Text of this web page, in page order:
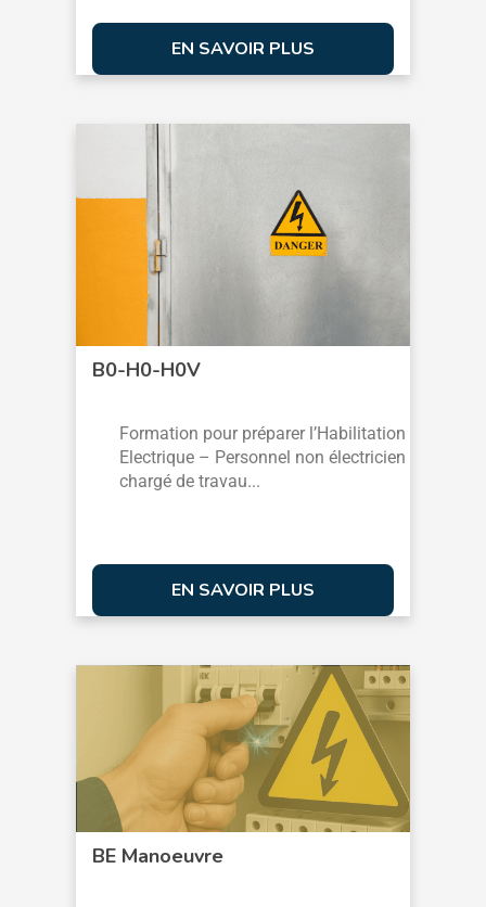
EN SAVOIR PLUS
B0-H0-H0V
Formation pour préparer l’Habilitation
Electrique – Personnel non électricien
chargé de travau...
EN SAVOIR PLUS
BE Manoeuvre